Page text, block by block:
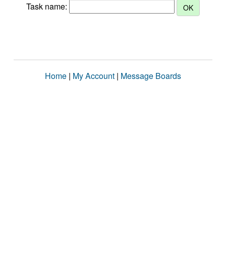
Task name:
Home | My Account | Message Boards